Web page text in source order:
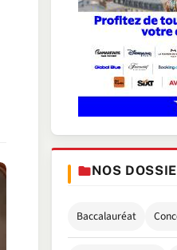
NOS
Baccalauréat